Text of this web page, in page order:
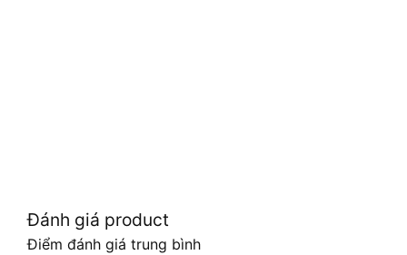
Đánh giá product
Điểm đánh giá trung bình